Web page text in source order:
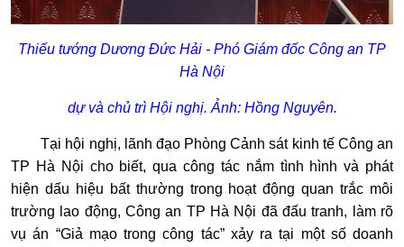
Thiếu tướng Dương Đức Hải - Phó Giám đốc Công an TP
Hà Nội
dự và chủ trì Hội nghị. Ảnh: Hồng Nguyên.
Tại hội nghị, lãnh đạo Phòng Cảnh sát kinh tế Công an
TP Hà Nội cho biết, qua công tác nắm tình hình và phát
hiện dấu hiệu bất thường trong hoạt động quan trắc môi
trường lao động, Công an TP Hà Nội đã đấu tranh, làm rõ
vụ án “Giả mạo trong công tác” xảy ra tại một số doanh